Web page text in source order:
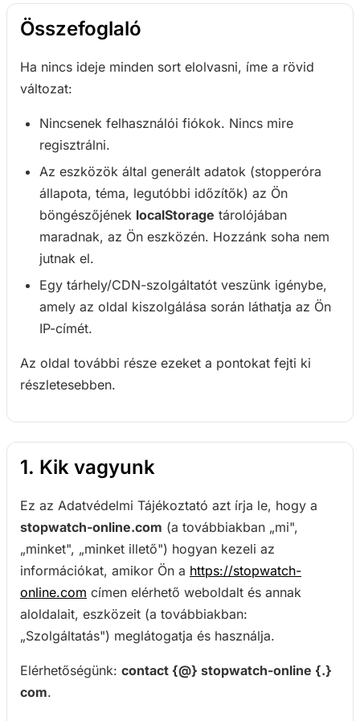
Összefoglaló
Ha nincs ideje minden sort elolvasni, íme a rövid
változat:
Nincsenek felhasználói fiókok. Nincs mire
regisztrálni.
Az eszközök által generált adatok (stopperóra
állapota, téma, legutóbbi időzítők) az Ön
böngészőjének localStorage tárolójában
maradnak, az Ön eszközén. Hozzánk soha nem
jutnak el.
Egy tárhely/CDN-szolgáltatót veszünk igénybe,
amely az oldal kiszolgálása során láthatja az Ön
IP-címét.
Az oldal további része ezeket a pontokat fejti ki
részletesebben.
1. Kik vagyunk
Ez az Adatvédelmi Tájékoztató azt írja le, hogy a
stopwatch-online.com (a továbbiakban „mi",
„minket", „minket illető") hogyan kezeli az
információkat, amikor Ön a https://stopwatch-
online.com címen elérhető weboldalt és annak
aloldalait, eszközeit (a továbbiakban:
„Szolgáltatás") meglátogatja és használja.
Elérhetőségünk: contact {@} stopwatch-online {.}
com.